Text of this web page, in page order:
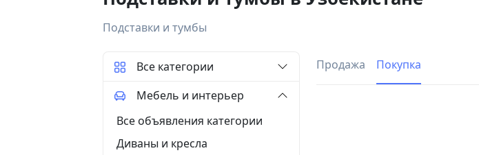
Подставки и тумбы
Продажа Покупка
Все категории
Мебель и интерьер
Все объявления категории
Диваны и кресла